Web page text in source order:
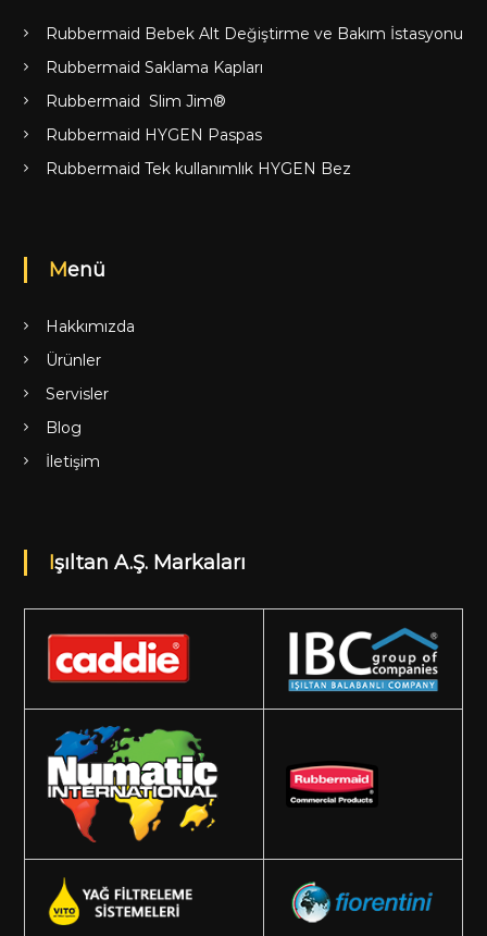
Rubbermaid Bebek Alt Değiştirme ve Bakım İstasyonu
Rubbermaid Saklama Kapları
Rubbermaid Slim Jim®
Rubbermaid HYGEN Paspas
Rubbermaid Tek kullanımlık HYGEN Bez
Menü
Hakkımızda
Ürünler
Servisler
Blog
İletişim
Işıltan A.Ş. Markaları